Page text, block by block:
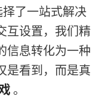
了一站式解决
互设置，我们精
信息转化为一种
是看到，而是真
。